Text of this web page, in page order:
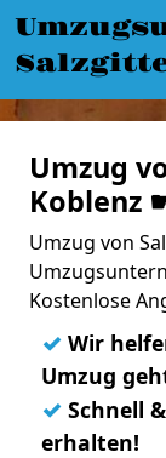
Umzug
Koblenz
Umzug von
Kostenlose
✓ Wir
Umzug
✓ Schnell
erhalten!